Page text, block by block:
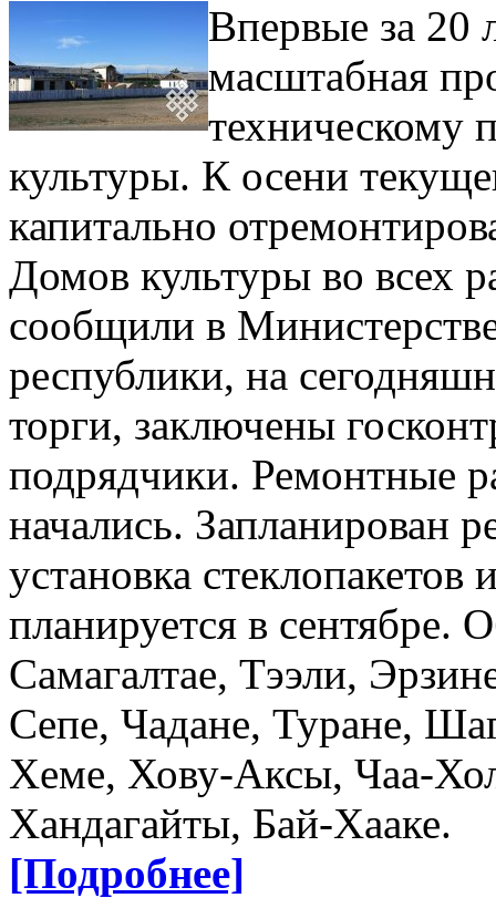
Впервые за 20
масштабная
техническому
культуры. К осени
капитально
Домов культуры во всех
сообщили в
республики, на
торги, заключены
подрядчики. Ремонтные
начались. Запланирован
установка стеклопакетов
планируется в сентябре.
Самагалтае, Тээли,
Сепе, Чадане, Туране,
Хеме, Хову-Аксы, Чаа-
Хандагайты, Бай-Хааке.
[Подробнее]